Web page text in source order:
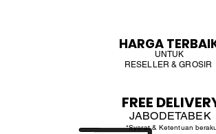
HARGA
UNTUK
RESELLER & GROSIR
*Syarat & Ketentuan
JABODETABEK
FREE